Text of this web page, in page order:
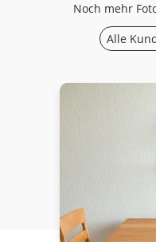
Noch mehr
Alle